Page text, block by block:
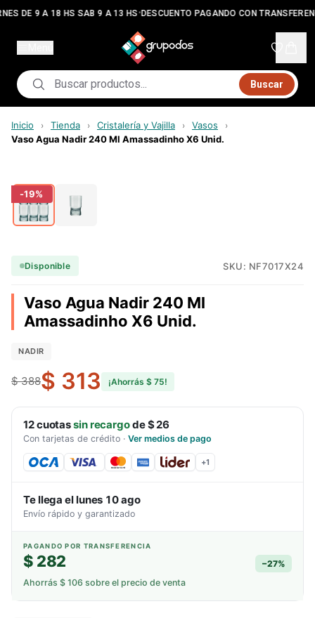
DE 9 A 18 HS SAB 9 A 13 HS•DESCUENTO PAGANDO CON
Buscar
Inicio › Tienda › Cristalería y Vajilla › Vasos ›
Vaso Agua Nadir 240 Ml Amassadinho X6 Unid.
-19%
Disponible SKU: NF7017X24
Vaso Agua Nadir 240 Ml
Amassadinho X6 Unid.
NADIR
$ 388$ 313 ¡Ahorrás $ 75!
12cuotassin recargode$ 26
Con tarjetas de crédito · Ver medios de pago
+1
Te llega ellunes 10 ago
Envío rápido y garantizado
PAGANDO POR TRANSFERENCIA
$ 282 −27%
Ahorrás $ 106 sobre el precio de venta